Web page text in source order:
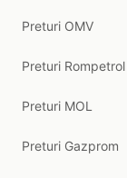
Preturi OMV
Preturi Rompetrol
Preturi MOL
Preturi Gazprom